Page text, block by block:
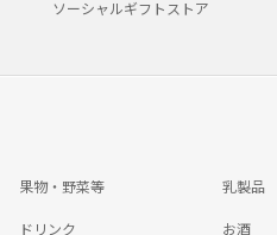
ソーシャルギフトストア
果物・野菜等 乳製品
ドリンク お酒